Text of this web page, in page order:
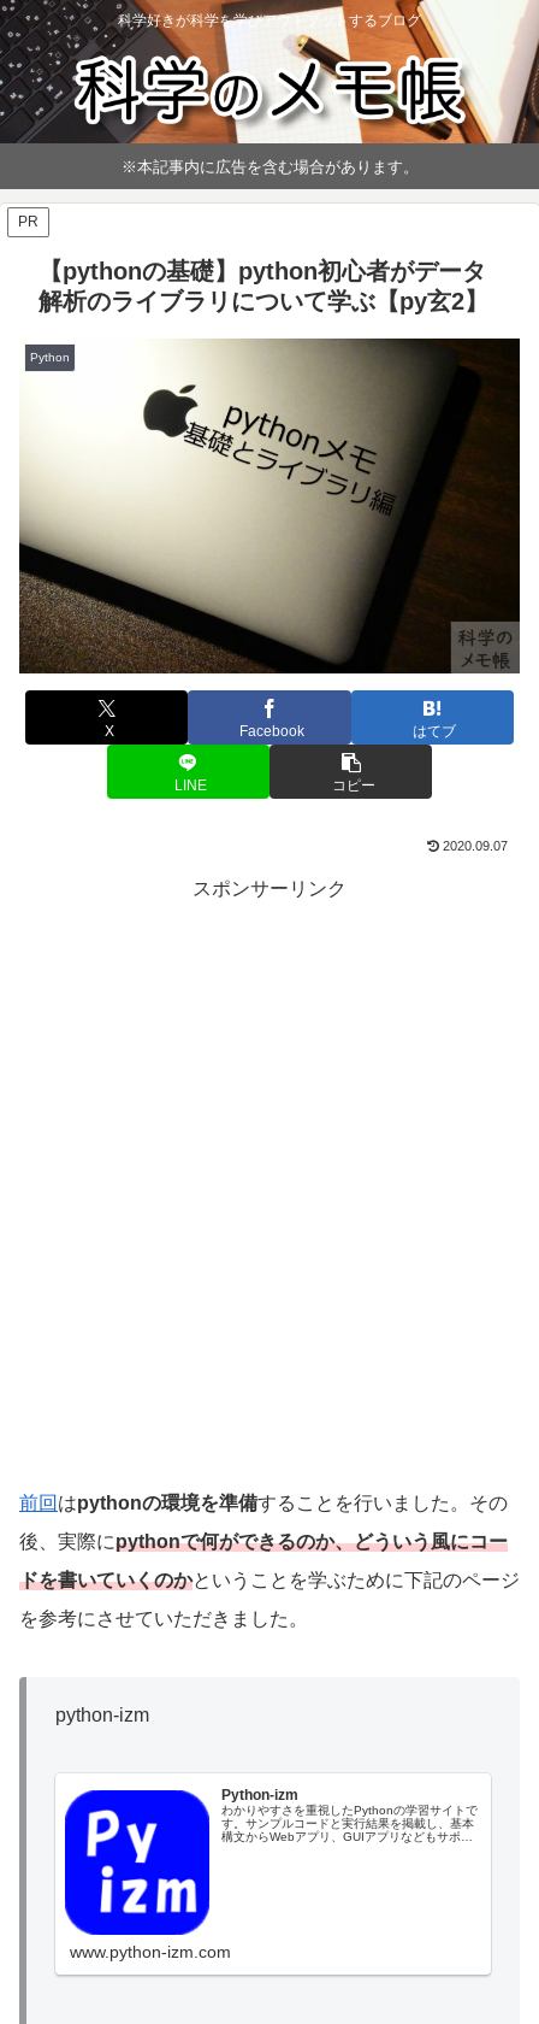
科学好きが科学を学びアウトプットするブログ
※本記事内に広告を含む場合があります。
PR
【pythonの基礎】python初心者がデータ
解析のライブラリについて学ぶ【py玄2】
Python
X Facebook はてブ
LINE コピー
2020.09.07
スポンサーリンク
前回 はpythonの環境を準備することを行いました。その
後、実際にpythonで何ができるのか、どういう風にコー
ドを書いていくのかということを学ぶために下記のページ
を参考にさせていただきました。
python-izm
Python-izm
わかりやすさを重視したPythonの学習サイトで
す。サンプルコードと実行結果を掲載し、基本
構文からWebアプリ、GUIアプリなどもサポー
www.python-izm.com